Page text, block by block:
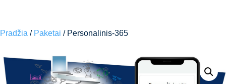
Pradžia / Paketai / Personalinis-365